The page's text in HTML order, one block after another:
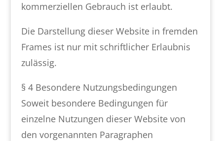
kommerziellen Gebrauch ist erlaubt.
Die Darstellung dieser Website in fremden
Frames ist nur mit schriftlicher Erlaubnis
zulässig.
§ 4 Besondere Nutzungsbedingungen
Soweit besondere Bedingungen für
einzelne Nutzungen dieser Website von
den vorgenannten Paragraphen